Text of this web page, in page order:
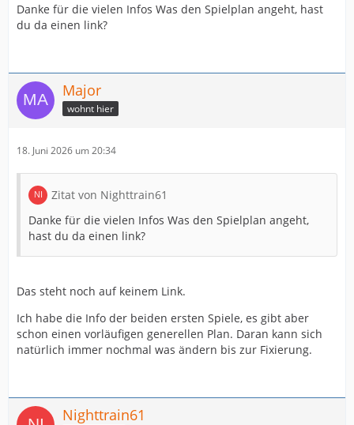
Danke für die vielen Infos Was den Spielplan angeht, hast
du da einen link?
Major
wohnt hier
18. Juni 2026 um 20:34
Zitat von Nighttrain61
Danke für die vielen Infos Was den Spielplan angeht,
hast du da einen link?
Das steht noch auf keinem Link.
Ich habe die Info der beiden ersten Spiele, es gibt aber
schon einen vorläufigen generellen Plan. Daran kann sich
natürlich immer nochmal was ändern bis zur Fixierung.
Nighttrain61